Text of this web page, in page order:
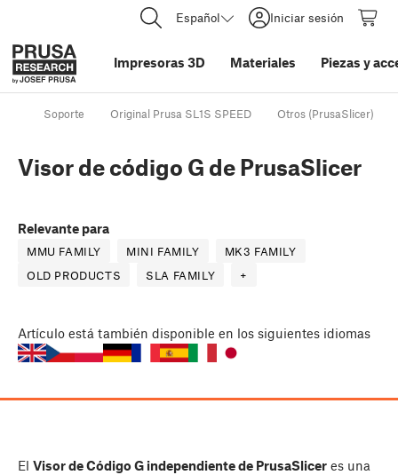
Español Iniciar sesión
Impresoras 3D Materiales Piezas y
Soporte Original Prusa SL1S SPEED Otros (PrusaSlicer)
Visor de código G de PrusaSlicer
Relevante para
MMU FAMILY MINI FAMILY
MK3 FAMILY
OLD PRODUCTS
SLA FAMILY +
Artículo está también disponible en los siguientes idiomas
El Visor de Código G independiente de PrusaSlicer es una